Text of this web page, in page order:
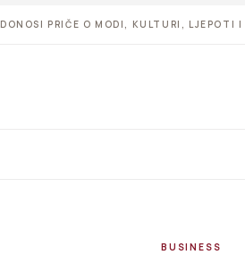
DONOSI PRIČE O MODI, KULTURI, LJEPOTI
BUSINESS